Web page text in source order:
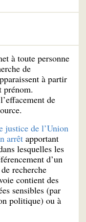
à toute personne
de
à partir
prénom.
de
justice de l’Union
arrêt apportant
lesquelles les
d’un
recherche
contient des
sensibles (par
politique) ou à